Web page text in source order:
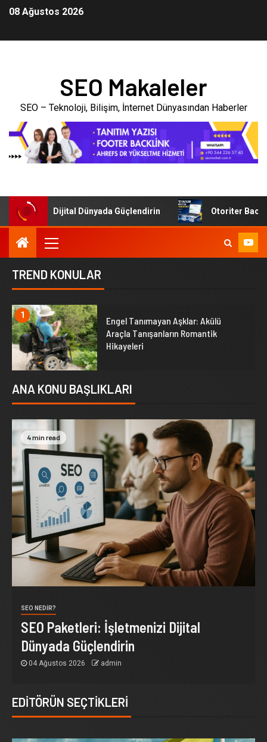
08 Ağustos 2026
SEO Makaleler
SEO – Teknoloji, Bilişim, İnternet Dünyasından Haberler
Dijital Dünyada Güçlendirin Otoriter Backlink
TREND KONULAR
1
Engel Tanımayan Aşklar: Akülü
Araçla Tanışanların Romantik
Hikayeleri
ANA KONU BAŞLIKLARI
4 min read
SEO NEDIR?
SEO Paketleri: İşletmenizi Dijital
Dünyada Güçlendirin
04 Ağustos 2026 admin
EDITÖRÜN SEÇTIKLERI